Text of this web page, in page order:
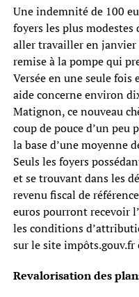
Une indemnité de 100
foyers les plus
aller travailler en janvier
remise à la pompe qui
Versée en une seule fois
aide concerne environ
Matignon, ce nouveau
coup de pouce d’un peu
la base d’une moyenne
Seuls les foyers
et se trouvant dans les
revenu fiscal de
euros pourront recevoir
les conditions
sur le site
Revalorisation des